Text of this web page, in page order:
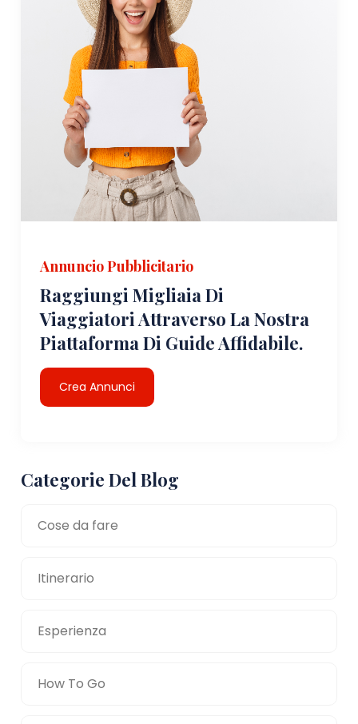
Annuncio Pubblicitario
Raggiungi Migliaia Di
Viaggiatori Attraverso La Nostra
Piattaforma Di Guide Affidabile.
Crea Annunci
Categorie Del Blog
Cose da fare
Itinerario
Esperienza
How To Go